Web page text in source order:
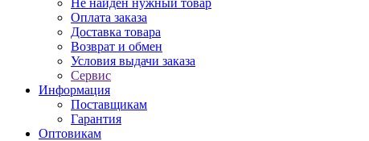
Не найден нужный товар
Оплата заказа
Доставка товара
Возврат и обмен
Условия выдачи заказа
Сервис
Информация
Поставщикам
Гарантия
Оптовикам